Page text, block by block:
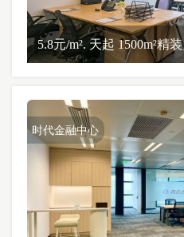
5.8元/m². 天起 1500m²精装
时代金融中心